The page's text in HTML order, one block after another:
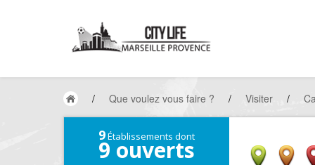
/ Que voulez vous faire ? / Visiter /
9Établissements dont
9 ouverts